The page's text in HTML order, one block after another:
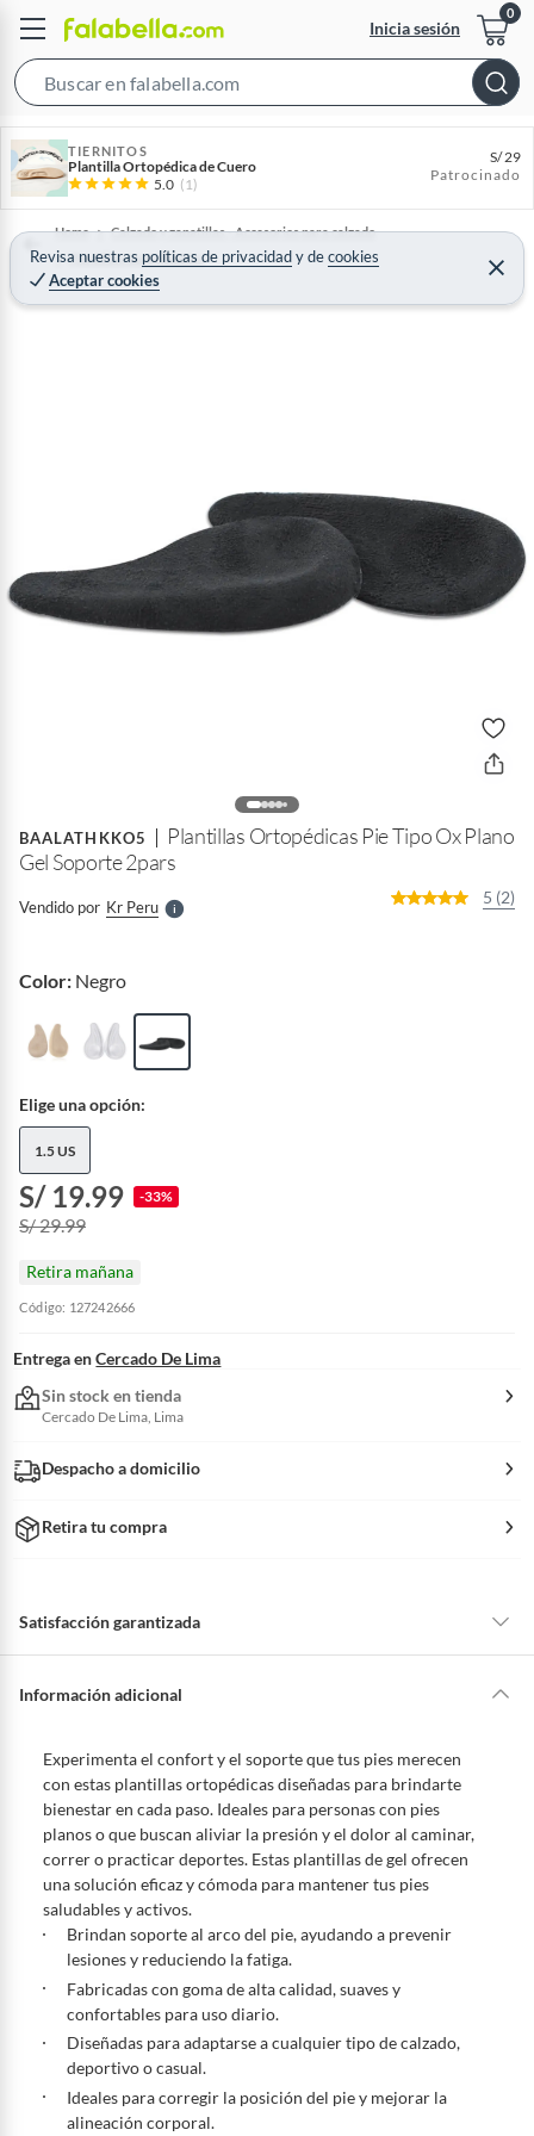
Inicia sesión
h
B
TIERNITOS
Plantilla Ortopédica de Cuero
5.0 (1)
S/29
Patrocinado
Revisa nuestras políticas de privacidadydecookies
Aceptar cookies
C
e
r
Home
Calzado y zapatillas - Accesorios para calzado
Plantillas para Zapatos
BAALATHKKO5
Plantillas Ortopédicas Pie Tipo Ox Plano
Gel Soporte 2pars
Vendido por Kr PeruS
5 (2)
Color: Negro
Elige una opción:
1.5 US
S/ 19.99 -33%
S/ 29.99
Retira mañana
Código: 127242666
Entrega en Cercado De Lima
Sin stock en tienda
Cercado De Lima, Lima
Despacho a domicilio
Retira tu compra
Satisfacción garantizada
hacer una devolución.
otras con restricciones y algunas que no se pueden devolver ni cambiar.
Conoce cuáles son:
Productos vendidos porFalabella, Tottus y otros vendedores tienen:
48 horas: cemento, mezclas de hormigón, morteros, yeso y otros
productos para asfalto, hormigón, albañilería.
7 días: colchones y productos de combustión.
Productos vendidos porSodimactienen:
48 horas: cemento, mezclas de hormigón, morteros, yeso y otros
productos para asfalto.
tecnología, línea blanca, colchones, muebles, bicicletas y
máquinas.
No se pueden devolver o cambiar bajo cambio de opinión
Información adicional
Experimenta el confort y el soporte que tus pies merecen
con estas plantillas ortopédicas diseñadas para brindarte
bienestar en cada paso. Ideales para personas con pies
planos o que buscan aliviar la presión y el dolor al caminar,
correr o practicar deportes. Estas plantillas de gel ofrecen
una solución eficaz y cómoda para mantener tus pies
saludables y activos.
Brindan soporte al arco del pie, ayudando a prevenir
lesiones y reduciendo la fatiga.
Fabricadas con goma de alta calidad, suaves y
confortables para uso diario.
Diseñadas para adaptarse a cualquier tipo de calzado,
deportivo o casual.
Ideales para corregir la posición del pie y mejorar la
alineación corporal.